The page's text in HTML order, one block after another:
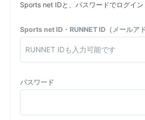
Sports net IDと、パスワードでログイン
Sports net ID・RUNNET ID（メールアド
パスワード